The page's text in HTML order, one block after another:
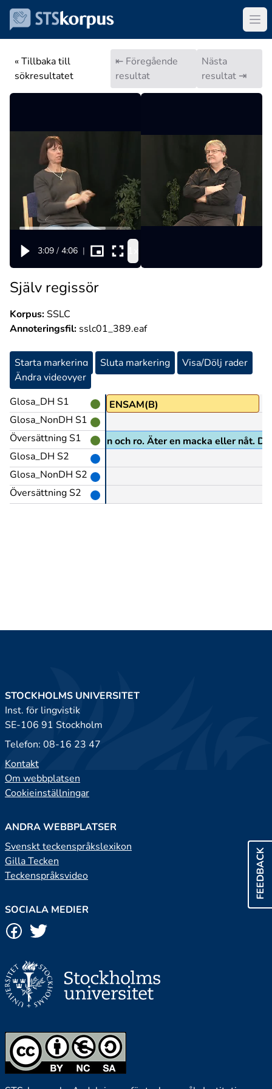
« Tillbaka till
sökresultatet
⇤ Föregående
resultat
Nästa
resultat ⇥
3:09 / 4:06 |
Själv regissör
Korpus:SSLC
Annoteringsfil: sslc01_389.eaf
Starta markering Sluta markering
Visa/Dölj rader
Ändra videovyer
Glosa_DH S1
Glosa_NonDH S1
Översättning S1
Glosa_DH S2
Glosa_NonDH S2
Översättning S2
ENSAM(B)
ur sin kopp i lugn och ro. Äter en macka eller nåt.
FEEDBACK
STOCKHOLMS UNIVERSITET
Inst. för lingvistik
SE-106 91 Stockholm
Telefon: 08-16 23 47
Kontakt
Om webbplatsen
Cookieinställningar
ANDRA WEBBPLATSER
Svenskt teckenspråkslexikon
Gilla Tecken
Teckenspråksvideo
SOCIALA MEDIER